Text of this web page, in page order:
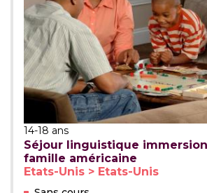
14-18 ans
Séjour linguistique
famille américaine
Etats-Unis > Etats-Unis